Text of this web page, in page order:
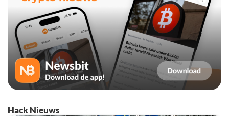
Hack Nieuws